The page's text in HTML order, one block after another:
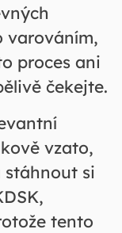
varováním,
proces ani
čekejte.
vzato,
stáhnout si
tento